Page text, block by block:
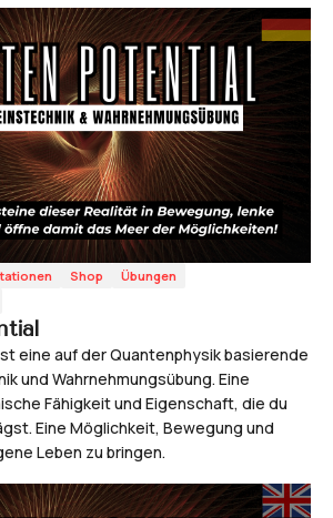
Shop
Übungen
eine auf der Quantenphysik basierende
und Wahrnehmungsübung. Eine
Fähigkeit und Eigenschaft, die du
Eine Möglichkeit, Bewegung und
Leben zu bringen.